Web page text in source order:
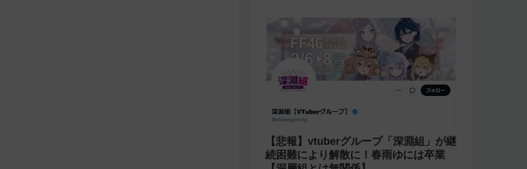
【悲報】vtuberグループ「深淵組」が継
続困難により解散に！春雨ゆには卒業